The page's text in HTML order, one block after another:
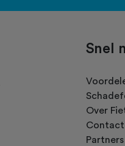
Snel
Over
Contact
Partners